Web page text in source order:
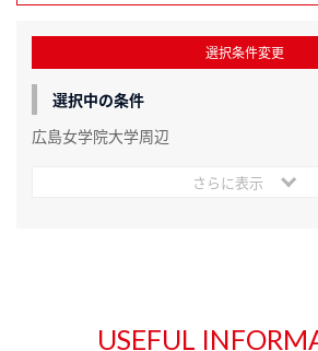
選択条件変更
選択中の条件
広島女学院大学周辺
さらに表示
USEFUL